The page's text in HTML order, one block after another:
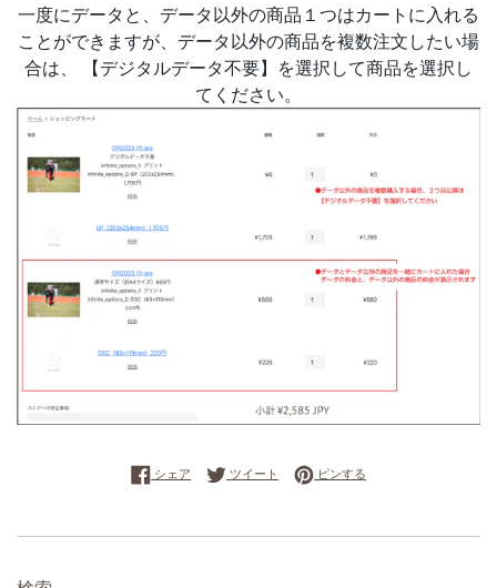
一度にデータと、データ以外の商品１つはカートに入れる
ことができますが、データ以外の商品を複数注文したい場
合は、 【デジタルデータ不要】を選択して商品を選択し
てください。
シェア Facebookでシェアする
ツイート Twitterに投稿する
ピンする